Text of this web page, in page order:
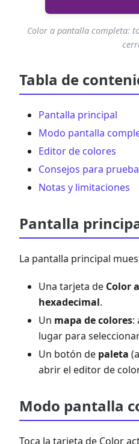
Color a pantalla completa:
Tabla de
Pantalla principal
Modo pantalla
Editor de colores
Consejos para
Notas y limitaciones
Pantalla
La pantalla principal
Una tarjeta de Color
hexadecimal.
Un mapa de colores:
lugar para
Un botón de paleta
abrir el editor de
Modo pantalla
Toca la tarjeta de Color